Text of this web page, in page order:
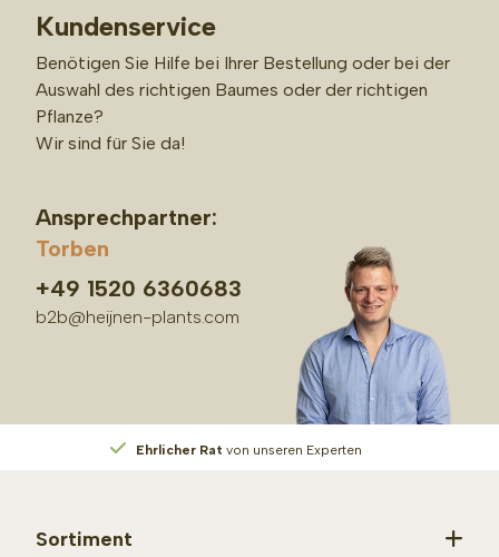
Kundenservice
Benötigen Sie Hilfe bei Ihrer Bestellung oder bei der
Auswahl des richtigen Baumes oder der richtigen
Pflanze?
Wir sind für Sie da!
Ansprechpartner:
Torben
+49 1520 6360683
b2b@heijnen-plants.com
Ehrlicher Rat von unseren Experten
Sortiment